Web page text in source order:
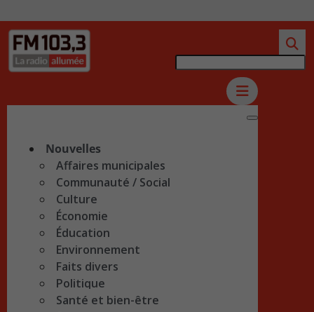
Nouvelles
Affaires municipales
Communauté / Social
Culture
Économie
Éducation
Environnement
Faits divers
Politique
Santé et bien-être